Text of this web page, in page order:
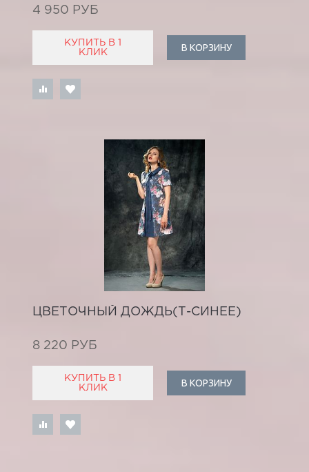
4 950 РУБ
КУПИТЬ В 1
КЛИК
В КОРЗИНУ
ЦВЕТОЧНЫЙ ДОЖДЬ(Т-СИНЕЕ)
8 220 РУБ
КУПИТЬ В 1
КЛИК
В КОРЗИНУ